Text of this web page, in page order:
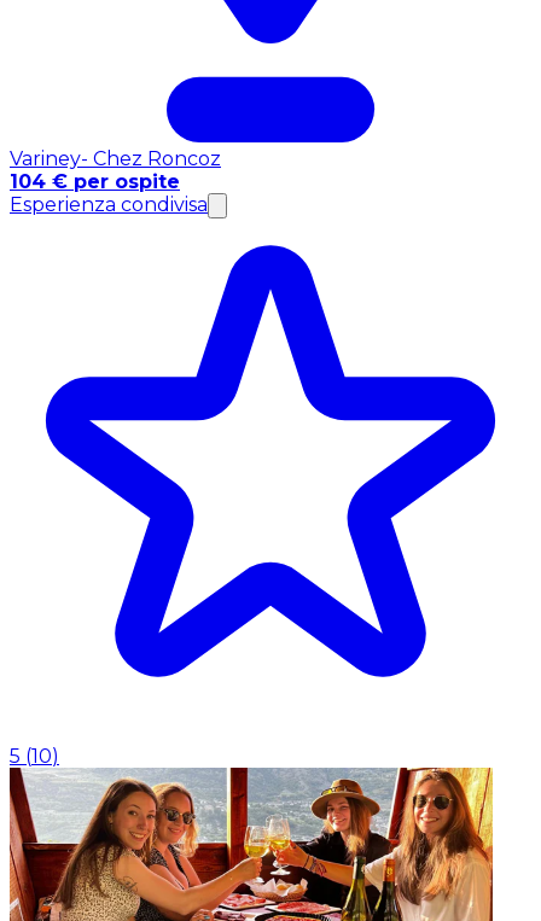
Variney- Chez Roncoz
104 € per ospite
Esperienza condivisa
5 (10)